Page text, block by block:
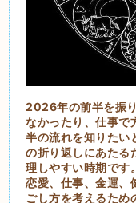
2026年の前半を振
なかったり、仕事で
半の流れを知りたい
の折り返しにあたる
理しやすい時期で
恋愛、仕事、金運、
ごし方を考えるため